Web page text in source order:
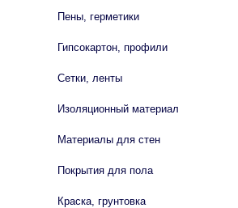
Пены, герметики
Гипсокартон, профили
Сетки, ленты
Изоляционный материал
Материалы для стен
Покрытия для пола
Краска, грунтовка